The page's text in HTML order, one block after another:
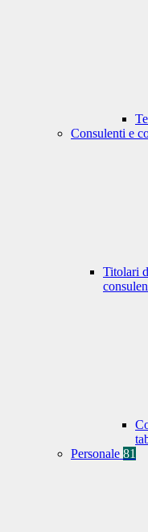
Consulenti e
Titolari
Personale 81